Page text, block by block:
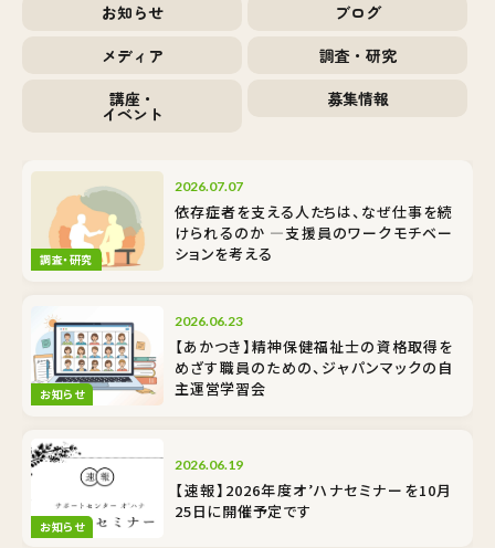
お知らせ
ブログ
メディア
調査・研究
講座・
イベント
募集情報
調査・研究
2026.07.07
依存症者を支える人たちは、なぜ仕事を続
けられるのか ―支援員のワークモチベー
ションを考える
お知らせ
2026.06.23
【あかつき】精神保健福祉士の資格取得を
めざす職員のための、ジャパンマックの自
主運営学習会
お知らせ
2026.06.19
【速報】2026年度オ’ハナセミナーを10月
25日に開催予定です